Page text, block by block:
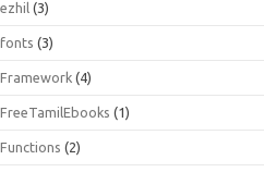
ezhil (3)
fonts (3)
Framework (4)
FreeTamilEbooks (1)
Functions (2)